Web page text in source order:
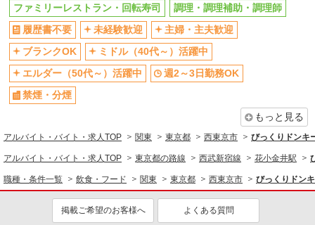
未経験歓迎
ミドル（40代～）活躍中
週2～3日勤務OK
扶養内勤務OK
副業・WワークOK
交通費支給
社会保険あり
まかない・食事補助
ファミリーレストラン・回転寿司
調理・調理補助・調理師
履歴書不要
未経験歓迎
主婦・主夫歓迎
ブランクOK
ミドル（40代～）活躍中
エルダー（50代～）活躍中
週2～3日勤務OK
禁煙・分煙
もっと見る
アルバイト・バイト・求人TOP 関東 東京都 西東京市 びっくりドン
アルバイト・バイト・求人TOP 東京都の路線 西武新宿線 花小金井駅
職種・条件一覧 飲食・フード 関東 東京都 西東京市 びっくりドン
掲載ご希望のお客様へ よくある質問